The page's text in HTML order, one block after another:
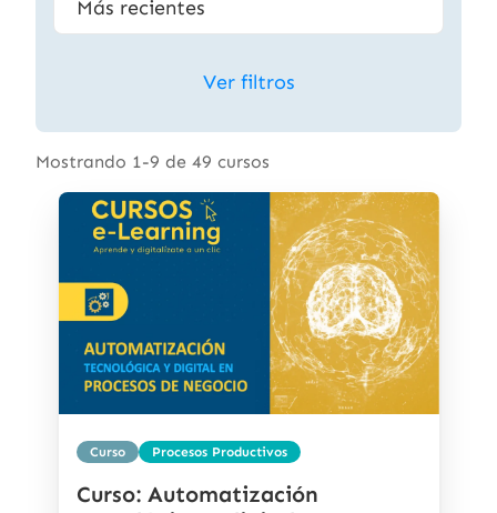
Ver filtros
Mostrando 1-9 de 49 cursos
Curso Procesos Productivos
Curso: Automatización